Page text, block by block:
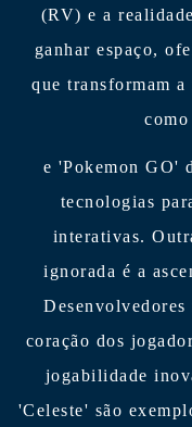
(RV) e a
ganhar espaço,
que transformam
e 'Pokemon GO'
tecnologias
interativas.
ignorada é a
Desenvolvedores
coração dos
jogabilidade
'Celeste' são